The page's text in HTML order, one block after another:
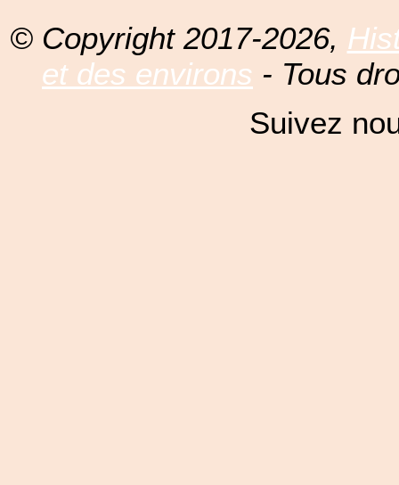
© Copyright 2017-2026,
et des environs - Tous
Suivez